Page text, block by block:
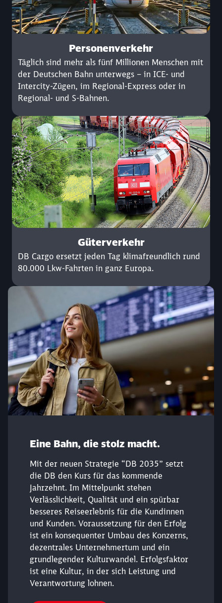
Personenverkehr
Täglich sind mehr als fünf Millionen Menschen mit
der Deutschen Bahn unterwegs – in ICE- und
Intercity-Zügen, im Regional-Express oder in
Regional- und S-Bahnen.
Güterverkehr
DB Cargo ersetzt jeden Tag klimafreundlich rund
80.000 Lkw-Fahrten in ganz Europa.
Eine Bahn, die stolz macht.
Mit der neuen Strategie “DB 2035” setzt
die DB den Kurs für das kommende
Jahrzehnt. Im Mittelpunkt stehen
Verlässlichkeit, Qualität und ein spürbar
besseres Reiseerlebnis für die Kundinnen
und Kunden. Voraussetzung für den Erfolg
ist ein konsequenter Umbau des Konzerns,
dezentrales Unternehmertum und ein
grundlegender Kulturwandel. Erfolgsfaktor
ist eine Kultur, in der sich Leistung und
Verantwortung lohnen.
Schließen
Möchten Sie zuweitergeleitet
werden?